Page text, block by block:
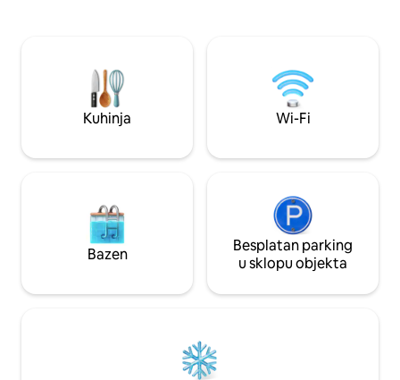
Savršeno za obitelji, parove i poslovne
putnike koji traže čist i elegantan
smještaj na najpoznatijoj lokaciji u gradu.
Dnevna usluga sobarice uključena je u
koraka od Dubai
Gosti također
bazenu, teretani i
prisutan 0 – 24.
Kuhinja Wi-Fi
Bazen
Besplatan parking
u sklopu objekta